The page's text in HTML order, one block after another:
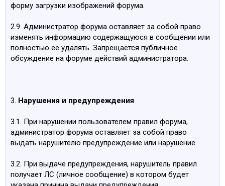
форму загрузки изображений форума.
2.9. Администратор форума оставляет за собой право
изменять информацию содержащуюся в сообщении или
полностью её удалять. Запрещается публичное
обсуждение на форуме действий администратора.
3. Нарушения и предупреждения
3.1. При нарушении пользователем правил форума,
администратор форума оставляет за собой право
выдать нарушителю предупреждение или нарушение.
3.2. При выдаче предупреждения, нарушитель правил
получает ЛС (личное сообщение) в котором будет